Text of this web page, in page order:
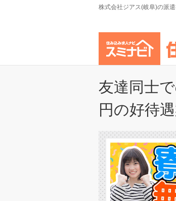
株式会社ジアス(岐阜)の派
友達同士
円の好待